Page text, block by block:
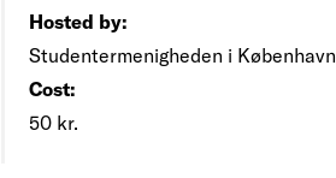
Hosted by:
Studentermenigheden i København
Cost:
50 kr.